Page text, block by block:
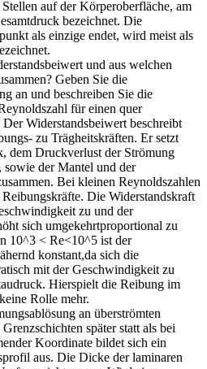
auf der Körperoberfläche, am
bezeichnet. Die
als einzige endet, wird meist als
und aus welchen
Geben Sie die
an und beschreiben Sie die
für einen quer
Der Widerstandsbeiwert beschreibt
zu Trägheitskräften. Er setzt
dem Druckverlust der Strömung
der Mantel und der
Bei kleinen Reynoldszahlen
Die Widerstandskraft
zu und der
sich umgekehrtproportional zu
10^3 < Re<10^5 ist der
konstant,da sich die
mit der Geschwindigkeit zu
Hierspielt die Reibung im
Rolle mehr.
an überströmten
später statt als bei
Koordinate bildet sich ein
aus. Die Dicke der laminaren